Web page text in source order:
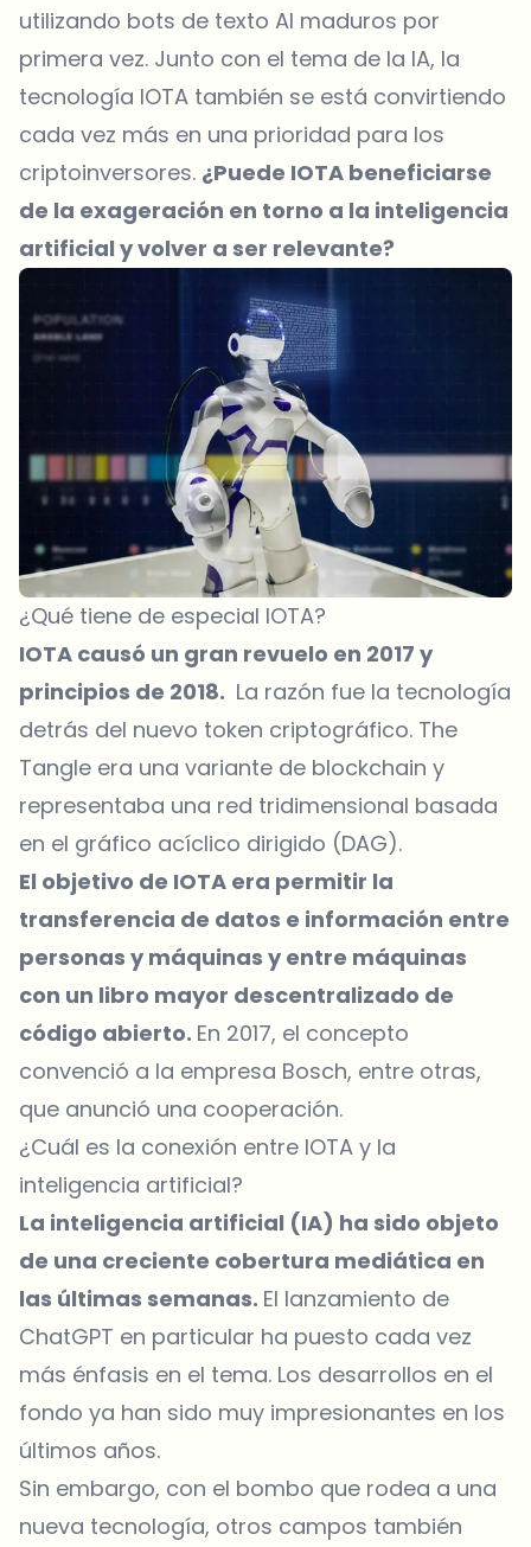
utilizando bots de texto AI maduros por
primera vez. Junto con el tema de la IA, la
tecnología IOTA también se está convirtiendo
cada vez más en una prioridad para los
criptoinversores. ¿Puede IOTA beneficiarse
de la exageración en torno a la inteligencia
artificial y volver a ser relevante?
¿Qué tiene de especial IOTA?
IOTA causó un gran revuelo en 2017 y
principios de 2018. La razón fue la tecnología
detrás del nuevo token criptográfico. The
Tangle era una variante de blockchain y
representaba una red tridimensional basada
en el gráfico acíclico dirigido (DAG).
El objetivo de IOTA era permitir la
transferencia de datos e información entre
personas y máquinas y entre máquinas
con un libro mayor descentralizado de
código abierto. En 2017, el concepto
convenció a la empresa Bosch, entre otras,
que anunció una cooperación.
¿Cuál es la conexión entre IOTA y la
inteligencia artificial?
La inteligencia artificial (IA) ha sido objeto
de una creciente cobertura mediática en
las últimas semanas. El lanzamiento de
ChatGPT en particular ha puesto cada vez
más énfasis en el tema. Los desarrollos en el
fondo ya han sido muy impresionantes en los
últimos años.
Sin embargo, con el bombo que rodea a una
nueva tecnología, otros campos también